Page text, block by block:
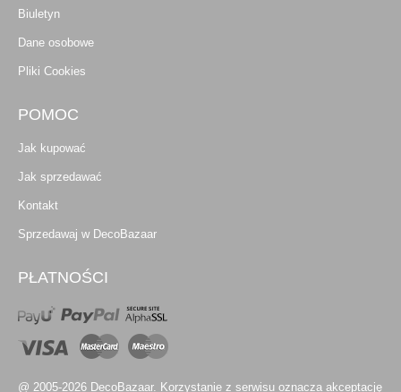
Biuletyn
Dane osobowe
Pliki Cookies
POMOC
Jak kupować
Jak sprzedawać
Kontakt
Sprzedawaj w DecoBazaar
PŁATNOŚCI
@ 2005-2026 DecoBazaar. Korzystanie z serwisu oznacza akceptację